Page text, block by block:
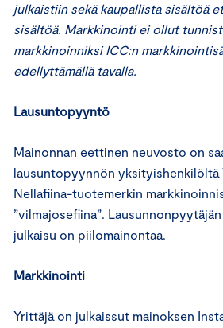
julkaistiin sekä kaupallista sisältöä
sisältöä. Markkinointi ei ollut
markkinoinniksi ICC:n
edellyttämällä tavalla.
Lausuntopyyntö
Mainonnan eettinen neuvosto on
lausuntopyynnön yksityishenkilöltä
Nellafiina-tuotemerkin
”vilmajosefiina”.
julkaisu on piilomainontaa.
Markkinointi
Yrittäjä on julkaissut mainoksen